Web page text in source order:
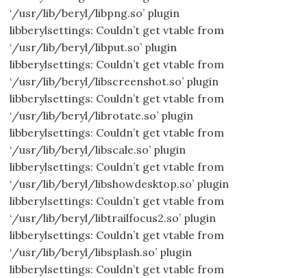
‘/usr/lib/beryl/libpng.so’ plugin
libberylsettings: Couldn’t get vtable from
‘/usr/lib/beryl/libput.so’ plugin
libberylsettings: Couldn’t get vtable from
‘/usr/lib/beryl/libscreenshot.so’ plugin
libberylsettings: Couldn’t get vtable from
‘/usr/lib/beryl/librotate.so’ plugin
libberylsettings: Couldn’t get vtable from
‘/usr/lib/beryl/libscale.so’ plugin
libberylsettings: Couldn’t get vtable from
‘/usr/lib/beryl/libshowdesktop.so’ plugin
libberylsettings: Couldn’t get vtable from
‘/usr/lib/beryl/libtrailfocus2.so’ plugin
libberylsettings: Couldn’t get vtable from
‘/usr/lib/beryl/libsplash.so’ plugin
libberylsettings: Couldn’t get vtable from